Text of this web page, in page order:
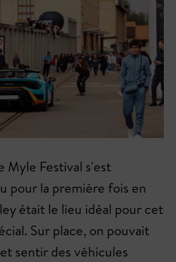
Myle Festival s'est
pour la première fois en
était le lieu idéal pour cet
Sur place, on pouvait
sentir des véhicules